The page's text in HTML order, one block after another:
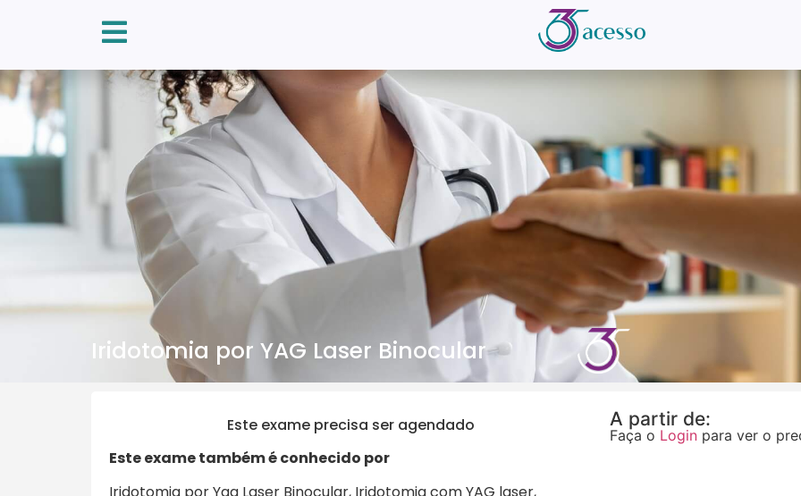
Iridotomia por YAG Laser Binocular
Este exame precisa ser agendado
Este exame também é conhecido por
A partir de:
Faça o Login para ver o